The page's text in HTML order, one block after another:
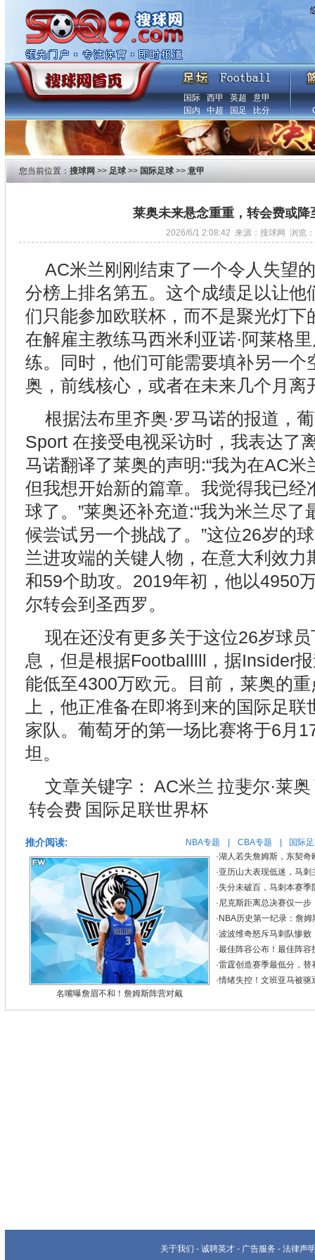
国际 西甲 英超
意甲
国内
中超 国足 比分
您当前位置： 搜球网 >> 足球>> 国际足球>> 意甲
莱奥未来悬念重重，转会费或降
2026/6/1 2:08:42 来源：搜球网 浏览：
AC米兰刚刚结束了一个令人失望
分榜上排名第五。这个成绩足以让他
们只能参加欧联杯，而不是聚光灯下
在解雇主教练马西米利亚诺·阿莱格
练。同时，他们可能需要填补另一
奥，前线核心，或者在未来几个月离
根据法布里齐奥·罗马诺的报道，
Sport 在接受电视采访时，我表达了
马诺翻译了莱奥的声明:“我为在AC
但我想开始新的篇章。我觉得我已经
球了。”莱奥还补充道:“我为米兰尽
候尝试另一个挑战了。”这位26岁的
兰进攻端的关键人物，在意大利效力
和59个助攻。2019年初，他以4950
尔转会到圣西罗。
现在还没有更多关于这位26岁球
息，但是根据Footballlll，据Insider
能低至4300万欧元。目前，莱奥的
上，他正准备在即将到来的国际足
家队。葡萄牙的第一场比赛将于6月
坦。
文章关键字： AC米兰 拉斐尔·莱奥
转会费 国际足联世界杯
推介阅读: NBA专题 CBA专题 国际
名嘴曝詹眉不和！詹姆斯阵营对戴
·湖人若失詹姆斯，东契奇
·亚历山大表现低迷，马刺
·失分未破百，马刺本赛季
·尼克斯距离总决赛仅一
· NBA历史第一纪录：詹
·波波维奇怒斥马刺队惨败
·最佳阵容公布！最佳阵容
·雷霆创造赛季最低分，替
·情绪失控！文班亚马被驱
关于我们 - 诚聘英才 - 广告服务 - 法律声